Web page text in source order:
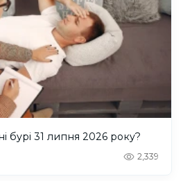
бурі 31 липня 2026 року?
2,339